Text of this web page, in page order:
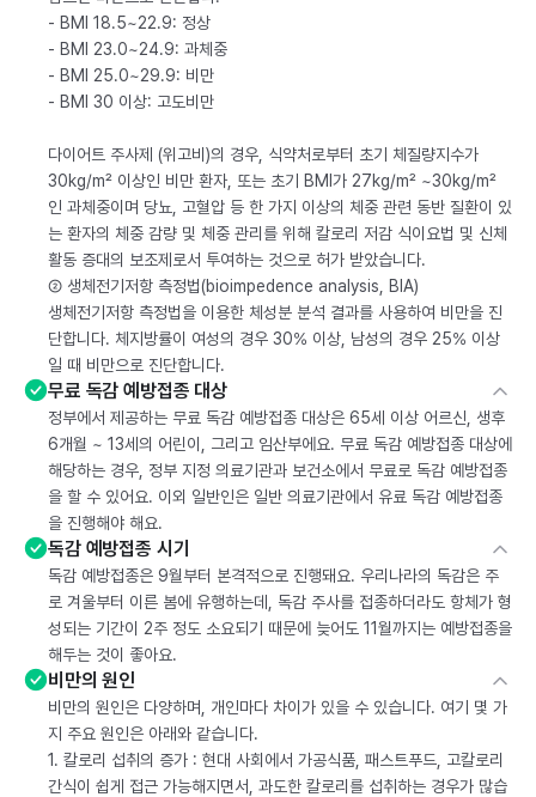
- BMI 18.5~22.9: 정상
- BMI 23.0~24.9: 과체중
- BMI 25.0~29.9: 비만
- BMI 30 이상: 고도비만
다이어트 주사제 (위고비)의 경우, 식약처로부터 초기 체질량지수가
30kg/m² 이상인 비만 환자, 또는 초기 BMI가 27kg/m² ~30kg/m²
인 과체중이며 당뇨, 고혈압 등 한 가지 이상의 체중 관련 동반 질환이 있
는 환자의 체중 감량 및 체중 관리를 위해 칼로리 저감 식이요법 및 신체
활동 증대의 보조제로서 투여하는 것으로 허가 받았습니다.
② 생체전기저항 측정법(bioimpedence analysis, BIA)
생체전기저항 측정법을 이용한 체성분 분석 결과를 사용하여 비만을 진
단합니다. 체지방률이 여성의 경우 30% 이상, 남성의 경우 25% 이상
일 때 비만으로 진단합니다.
무료 독감 예방접종 대상
정부에서 제공하는 무료 독감 예방접종 대상은 65세 이상 어르신, 생후
6개월 ~ 13세의 어린이, 그리고 임산부에요. 무료 독감 예방접종 대상에
해당하는 경우, 정부 지정 의료기관과 보건소에서 무료로 독감 예방접종
을 할 수 있어요. 이외 일반인은 일반 의료기관에서 유료 독감 예방접종
을 진행해야 해요.
독감 예방접종 시기
독감 예방접종은 9월부터 본격적으로 진행돼요. 우리나라의 독감은 주
로 겨울부터 이른 봄에 유행하는데, 독감 주사를 접종하더라도 항체가 형
성되는 기간이 2주 정도 소요되기 때문에 늦어도 11월까지는 예방접종을
해두는 것이 좋아요.
비만의 원인
비만의 원인은 다양하며, 개인마다 차이가 있을 수 있습니다. 여기 몇 가
지 주요 원인은 아래와 같습니다.
1. 칼로리 섭취의 증가 : 현대 사회에서 가공식품, 패스트푸드, 고칼로리
간식이 쉽게 접근 가능해지면서, 과도한 칼로리를 섭취하는 경우가 많습